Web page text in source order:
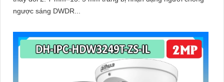
ngược sáng DWDR...